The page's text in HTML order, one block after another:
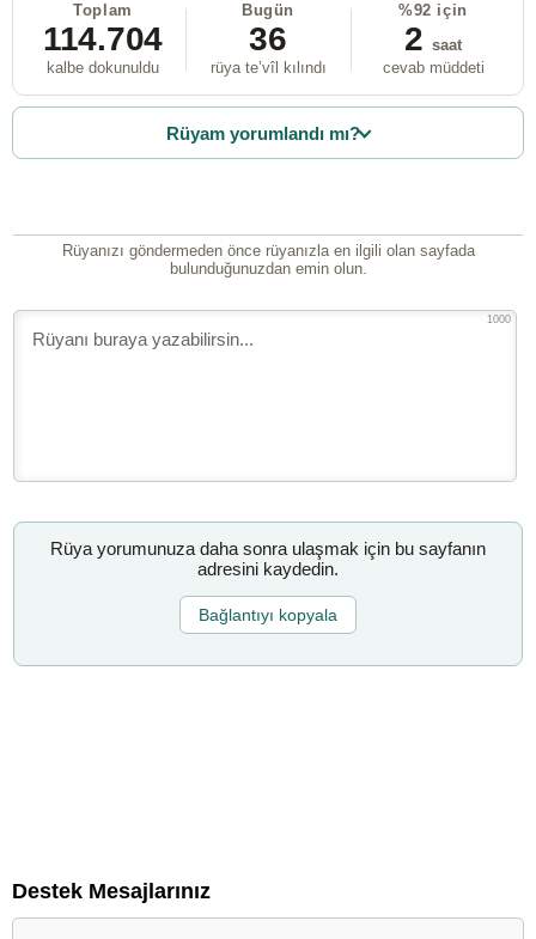
Toplam
114.704
kalbe dokunuldu
Bugün
36
rüya te’vîl kılındı
%92 için
2 saat
cevab müddeti
Rüyam yorumlandı mı?
Rüyanızı göndermeden önce rüyanızla en ilgili olan sayfada
bulunduğunuzdan emin olun.
1000
Rüya yorumunuza daha sonra ulaşmak için bu sayfanın
adresini kaydedin.
Bağlantıyı kopyala
Destek Mesajlarınız